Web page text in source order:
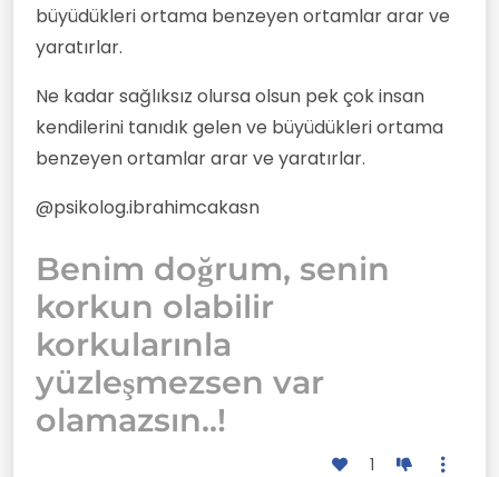
büyüdükleri ortama benzeyen ortamlar arar ve
yaratırlar.
Ne kadar sağlıksız olursa olsun pek çok insan
kendilerini tanıdık gelen ve büyüdükleri ortama
benzeyen ortamlar arar ve yaratırlar.
@psikolog.ibrahimcakasn
Benim doğrum, senin
korkun olabilir
korkularınla
yüzleşmezsen var
olamazsın..!
1